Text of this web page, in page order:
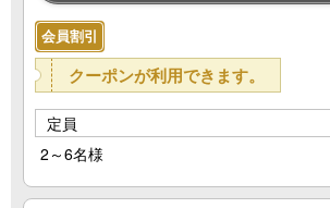
会員割引
クーポンが利用できます。
定員
2～6名様